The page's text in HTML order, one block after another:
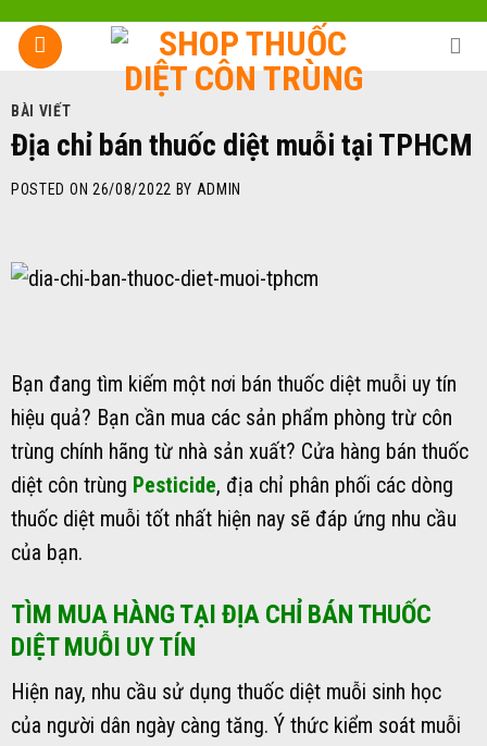
Skip
BÀI VIẾT
Địa chỉ bán thuốc diệt muỗi tại TPHCM
POSTED ON 26/08/2022 BY ADMIN
Bạn đang tìm kiếm một nơi bán thuốc diệt muỗi uy tín
hiệu quả? Bạn cần mua các sản phẩm phòng trừ côn
trùng chính hãng từ nhà sản xuất? Cửa hàng bán thuốc
diệt côn trùng Pesticide, địa chỉ phân phối các dòng
thuốc diệt muỗi tốt nhất hiện nay sẽ đáp ứng nhu cầu
của bạn.
TÌM MUA HÀNG TẠI ĐỊA CHỈ BÁN THUỐC
DIỆT MUỖI UY TÍN
Hiện nay, nhu cầu sử dụng thuốc diệt muỗi sinh học
của người dân ngày càng tăng. Ý thức kiểm soát muỗi